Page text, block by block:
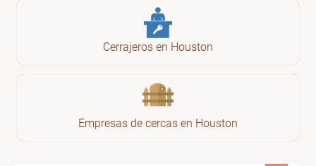
Cerrajeros en Houston
Empresas de cercas en Houston